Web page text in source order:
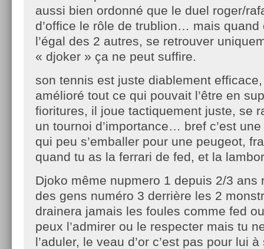
aussi bien ordonné que le duel roger/
d’office le rôle de trublion… mais quand
l’égal des 2 autres, se retrouver
« djoker » ça ne peut suffire.
son tennis est juste diablement
amélioré tout ce qui pouvait l’être en
fioritures, il joue tactiquement juste, se
un tournoi d’importance… bref c’est
qui peu s’emballer pour une peugeot,
quand tu as la ferrari de fed, et la
Djoko même nupmero 1 depuis 2/3 ans
des gens numéro 3 derrière les 2
drainera jamais les foules comme fed
peux l’admirer ou le respecter mais tu
l’aduler, le veau d’or c’est pas pour lui